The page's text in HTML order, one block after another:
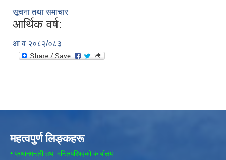
सूचना तथा समाचार
आर्थिक वर्ष:
आ व २०८२/०८३
महत्वपुर्ण लिङ्कहरू
• प्रधानमन्त्री तथा मन्त्रिपरिषद्को कार्यालय